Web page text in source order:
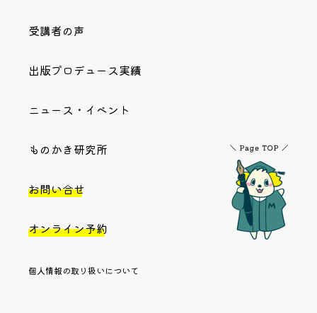
受講者の声
出版プロデュース実績
ニュース・イベント
ものかき研究所
お問い合せ
オンライン予約
個人情報の取り扱いについて